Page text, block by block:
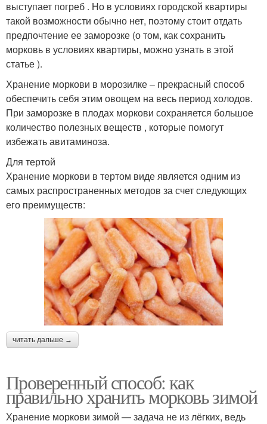
выступает погреб . Но в условиях городской квартиры
такой возможности обычно нет, поэтому стоит отдать
предпочтение ее заморозке (о том, как сохранить
морковь в условиях квартиры, можно узнать в этой
статье ).
Хранение моркови в морозилке – прекрасный способ
обеспечить себя этим овощем на весь период холодов.
При заморозке в плодах моркови сохраняется большое
количество полезных веществ , которые помогут
избежать авитаминоза.
Для тертой
Хранение моркови в тертом виде является одним из
самых распространенных методов за счет следующих
его преимуществ:
читать дальше →
Проверенный способ: как
правильно хранить морковь зимой
Хранение моркови зимой — задача не из лёгких, ведь